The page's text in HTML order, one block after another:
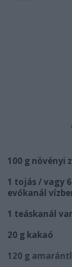
100 g növényi
1 tojás / vagy
evőkanál
1 teáskanál
20 g kakaó
120 g